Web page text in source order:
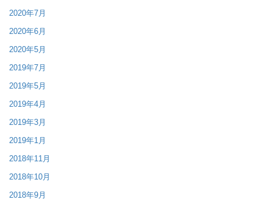
2020年7月
2020年6月
2020年5月
2019年7月
2019年5月
2019年4月
2019年3月
2019年1月
2018年11月
2018年10月
2018年9月